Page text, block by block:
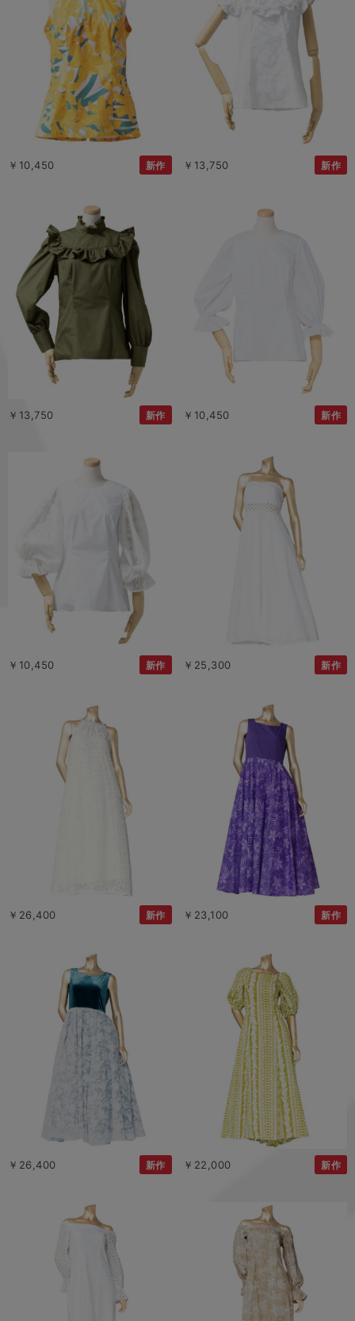
￥10,450 新作 ￥13,750 新作
￥13,750 新作 ￥10,450 新作
￥10,450 新作 ￥25,300 新作
￥26,400 新作 ￥23,100 新作
￥26,400 新作 ￥22,000 新作